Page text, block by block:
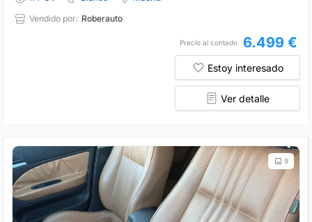
Vendido por: Roberauto
Precio al contado 6.499 €
Estoy interesado
Ver detalle
9